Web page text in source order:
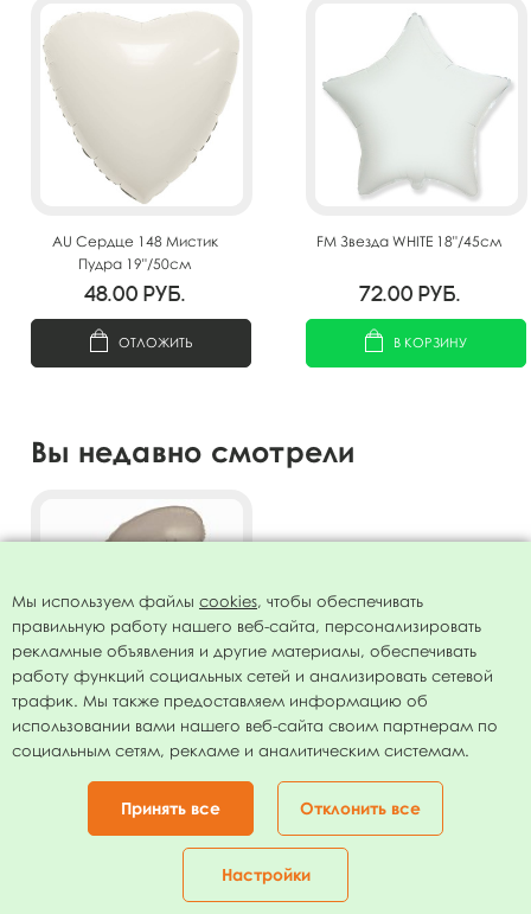
Корзина
AU Сердце 148 Мистик
Пудра 19"/50см
48.00 руб.
ОТЛОЖИТЬ
FM Звезда WHITE 18"/45см
72.00 руб.
В КОРЗИНУ
Вы недавно смотрели
Фигура Цифра 6 Slim Мистик
крем 40"/102см
173.00руб.
Мы используем файлы cookies, чтобы обеспечивать
правильную работу нашего веб-сайта, персонализировать
рекламные объявления и другие материалы, обеспечивать
работу функций социальных сетей и анализировать сетевой
трафик. Мы также предоставляем информацию об
использовании вами нашего веб-сайта своим партнерам по
социальным сетям, рекламе и аналитическим системам.
Принять все Отклонить все
Настройки